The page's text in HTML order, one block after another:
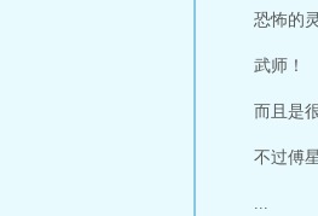
恐怖的
武师！
而且是
不过傅
...